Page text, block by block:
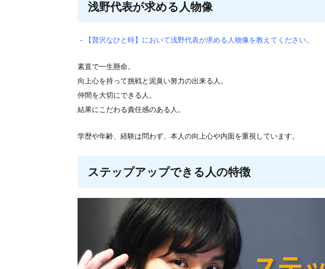
浅野代表が求める人物像
－【贅沢なひと時】において浅野代表が求める人物像を教えてください。
素直で一生懸命。
向上心を持って挑戦と泥臭い努力の出来る人。
仲間を大切にできる人。
結果にこだわる責任感のある人。
学歴や年齢、経験は問わず、本人の向上心や内面を重視しています。
ステップアップできる人の特徴